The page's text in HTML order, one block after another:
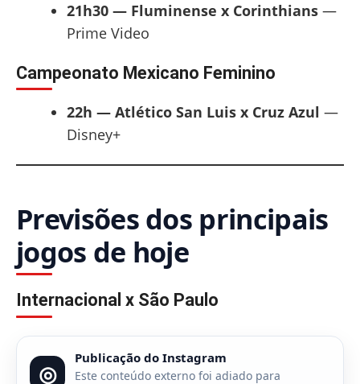
21h30 — Fluminense x Corinthians—
Prime Video
Campeonato Mexicano Feminino
22h — Atlético San Luis x Cruz Azul —
Disney+
Previsões dos principais
jogos de hoje
Internacional x São Paulo
◎
Publicação do Instagram
Este conteúdo externo foi adiado para